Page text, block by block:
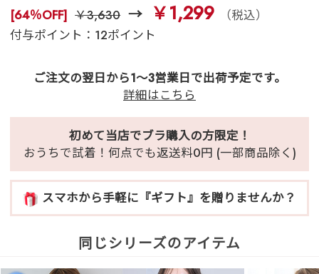
[64％OFF] ￥3,630 ￥1,299
（税込）
付与ポイント：12ポイント
ご注文の翌日から1～3営業日で出荷予定です。
詳細はこちら
初めて当店でブラ購入の方限定！
おうちで試着！何点でも返送料0円 (一部商品除く)
スマホから手軽に『ギフト』を贈りませんか？
同じシリーズのアイテム